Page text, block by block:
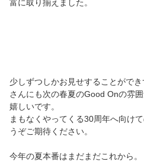
富に取り揃えました。
少しずつしかお見せすることがで
さんにも次の春夏のGood Onの雰
嬉しいです。
まもなくやってくる30周年へ向け
うぞご期待ください。
今年の夏本番はまだまだこれから。